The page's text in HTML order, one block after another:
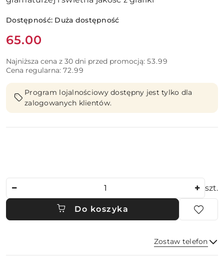
Dostępność: Duża dostępność
Cena:
65.00
Najniższa cena z 30 dni przed promocją: 53.99
Cena regularna: 72.99
Program lojalnościowy dostępny jest tylko dla
zalogowanych klientów.
szt.
Do koszyka
Zostaw telefon